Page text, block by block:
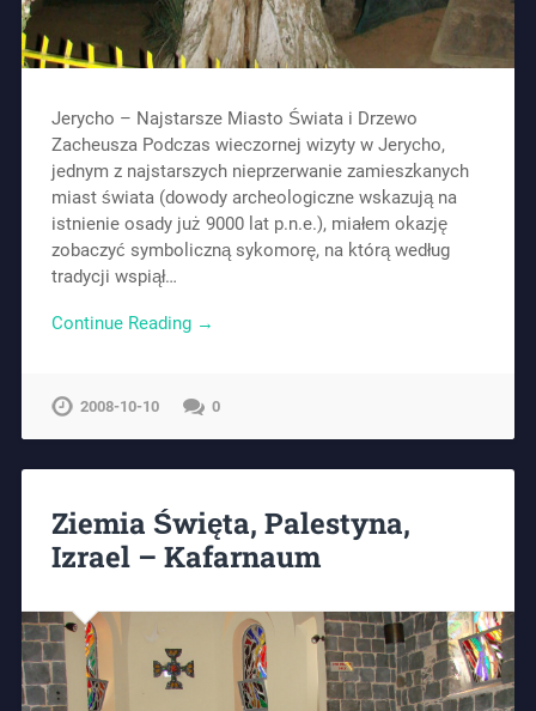
Jerycho – Najstarsze Miasto Świata i Drzewo
Zacheusza Podczas wieczornej wizyty w Jerycho,
jednym z najstarszych nieprzerwanie zamieszkanych
miast świata (dowody archeologiczne wskazują na
istnienie osady już 9000 lat p.n.e.), miałem okazję
zobaczyć symboliczną sykomorę, na którą według
tradycji wspiął…
Continue Reading →
2008-10-10 0
Ziemia Święta, Palestyna,
Izrael – Kafarnaum